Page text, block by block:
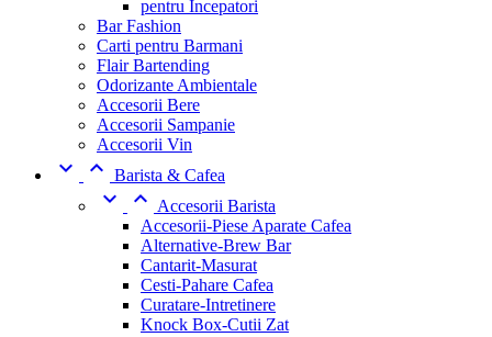
pentru Incepatori
Bar Fashion
Carti pentru Barmani
Flair Bartending
Odorizante Ambientale
Accesorii Bere
Accesorii Sampanie
Accesorii Vin
  Barista & Cafea
  Accesorii Barista
Accesorii-Piese Aparate Cafea
Alternative-Brew Bar
Cantarit-Masurat
Cesti-Pahare Cafea
Curatare-Intretinere
Knock Box-Cutii Zat